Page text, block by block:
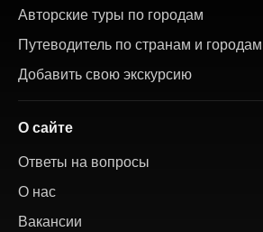
Авторские туры по городам
Путеводитель по странам и городам
Добавить свою экскурсию
О сайте
Ответы на вопросы
О нас
Вакансии